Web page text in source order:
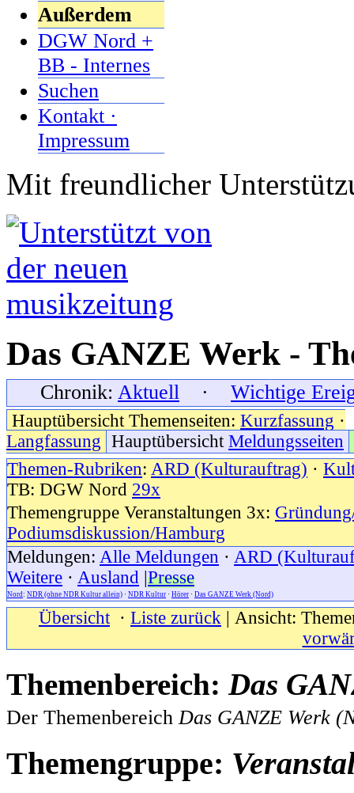
Außerdem
DGW Nord +
BB - Internes
Suchen
Kontakt ·
Impressum
Mit freundlicher
Das GANZE Werk -
Chronik: Aktuell · Wichtige
Hauptübersicht Themenseiten: Kurzfassung ·
Langfassung Hauptübersicht Meldungsseiten
Themen-Rubriken: ARD (Kulturauftrag) ·
TB: DGW Nord 29x
Themengruppe Veranstaltungen 3x:
Podiumsdiskussion/Hamburg
Meldungen: Alle Meldungen · ARD
Weitere · Ausland |Presse
Nord : NDR (ohne NDR Kultur allein) · NDR Kultur · Hörer · Das GANZE Werk (Nord)
Übersicht · Liste zurück | Ansicht:
Themenbereich: Das
Der ThemenbereichDas GANZE Werk
Themengruppe: